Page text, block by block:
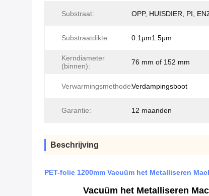
Substraat: OPP, HUISDIER, PI,
Substraatdikte: 0.1μm1.5μm
Kerndiameter
(binnen):
76 mm of 152 mm
Verwarmingsmethode:Verdampingsboot
Garantie: 12 maanden
Beschrijving
PET-folie 1200mm Vacuüm het Metalliseren
Vacuüm het Metalliseren